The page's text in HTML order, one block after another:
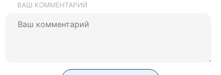
ВАШ КОММЕНТАРИЙ